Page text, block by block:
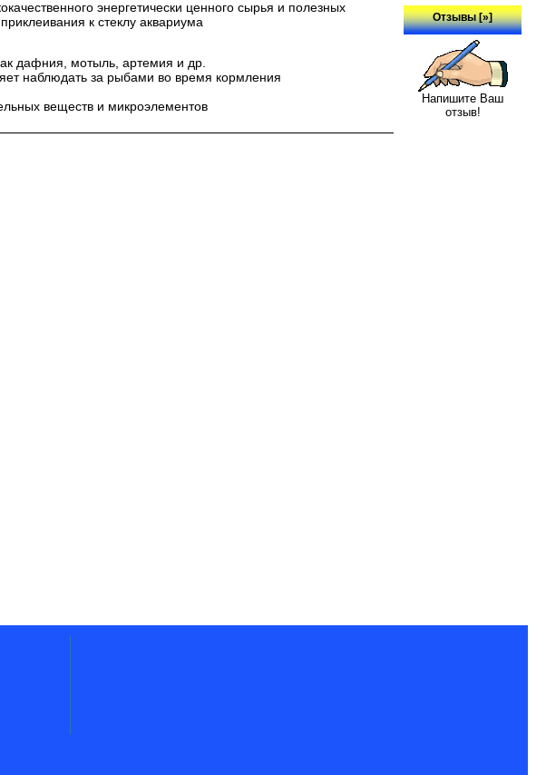
энергетически ценного сырья и полезных
к стеклу аквариума
дафния, мотыль, артемия и др.
наблюдать за рыбами во время кормления
веществ и микроэлементов
Отзывы [»]
Напишите Ваш
отзыв!